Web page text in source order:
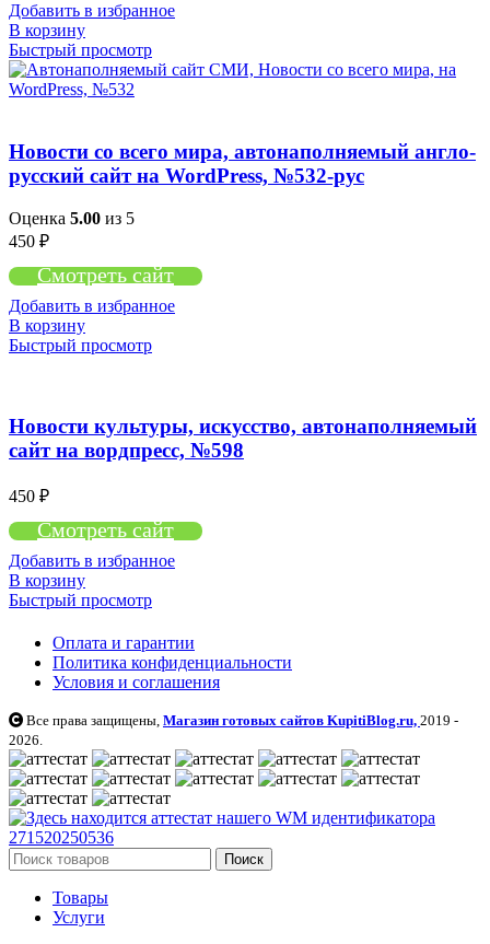
Добавить в избранное
В корзину
Быстрый просмотр
Новости со всего мира, автонаполняемый англо-
русский сайт на WordPress, №532-рус
Оценка 5.00 из 5
450 ₽
Смотреть сайт
Добавить в избранное
В корзину
Быстрый просмотр
Новости культуры, искусство, автонаполняемый
сайт на вордпресс, №598
450 ₽
Смотреть сайт
Добавить в избранное
В корзину
Быстрый просмотр
Оплата и гарантии
Политика конфиденциальности
Условия и соглашения
Все права защищены, Магазин готовых сайтов KupitiBlog.ru, 2019 -
2026.
Поиск
Товары
Услуги